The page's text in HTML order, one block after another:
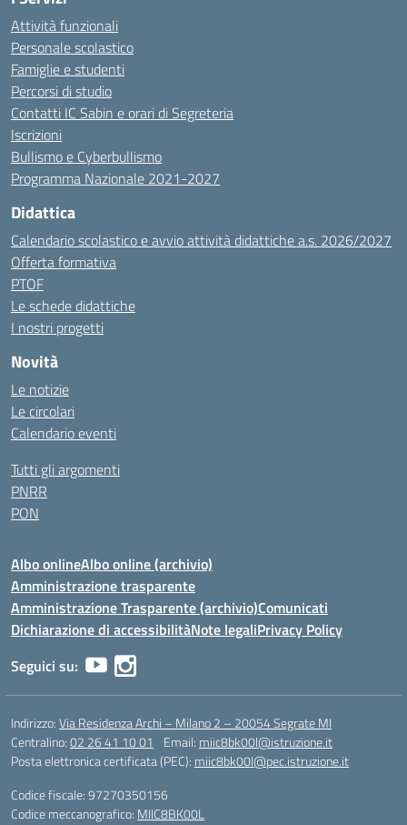
Attività funzionali
Personale scolastico
Famiglie e studenti
Percorsi di studio
Contatti IC Sabin e orari di Segreteria
Iscrizioni
Bullismo e Cyberbullismo
Programma Nazionale 2021-2027
Didattica
Calendario scolastico e avvio attività didattiche a.s. 2026/2027
Offerta formativa
PTOF
Le schede didattiche
I nostri progetti
Novità
Le notizie
Le circolari
Calendario eventi
Tutti gli argomenti
PNRR
PON
Albo onlineAlbo online (archivio)
Amministrazione trasparente
Amministrazione Trasparente (archivio)Comunicati
Dichiarazione di accessibilitàNote legaliPrivacy Policy
Seguici su:
Indirizzo:Via Residenza Archi – Milano 2 – 20054 Segrate MI
Centralino:02 26 41 10 01 Email: miic8bk00l@istruzione.it
Posta elettronica certificata (PEC): miic8bk00l@pec.istruzione.it
Codice fiscale: 97270350156
Codice meccanografico: MIIC8BK00L